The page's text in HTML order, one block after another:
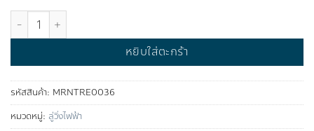
จำนวน ลู่วิ่งไฟฟ้า รุ่น MAYA™ ชิ้น
หยิบใส่ตะกร้า
รหัสสินค้า: MRNTRE0036
หมวดหมู่: ลู่วิ่งไฟฟ้า